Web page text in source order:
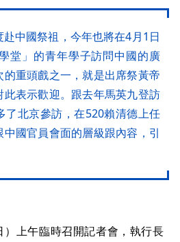
中國祭祖，今年也將在4月1日
堂」的青年學子訪問中國的廣
重頭戲之一，就是出席祭黃帝
表示歡迎。跟去年馬英九登訪
了北京參訪，在520賴清德上任
國官員會面的層級跟內容，引
上午臨時召開記者會，執行長